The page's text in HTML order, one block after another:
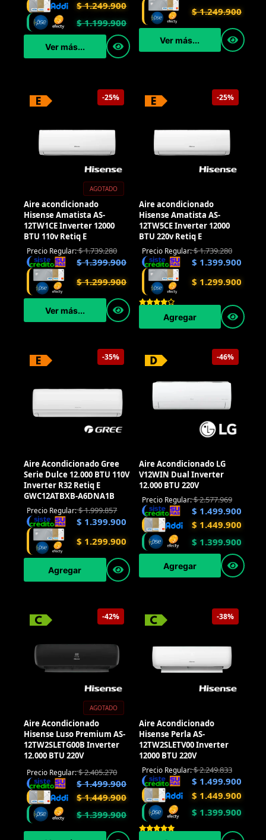
$1.249.900
$1.199.900
Ver más...
$1.249.900
Ver más...
-25%
AGOTADO
Aire acondicionado
Hisense Amatista AS-
12TW1CE Inverter 12000
BTU 110v Retiq E
Precio Regular:$1.739.280
$1.399.900
$1.299.900
Ver más...
-25%
Aire acondicionado
Hisense Amatista AS-
12TW5CE Inverter 12000
BTU 220v Retiq E
Precio Regular:$1.739.280
$ 1.399.900
$ 1.299.900
Agregar
-35%
Aire Acondicionado Gree
Serie Dulce 12.000 BTU 110V
Inverter R32 Retiq E
GWC12ATBXB-A6DNA1B
Precio Regular:$1.999.857
$ 1.399.900
$ 1.299.900
Agregar
-46%
Aire Acondicionado LG
V12WIN Dual Inverter
12.000 BTU 220V
Precio Regular:$2.577.969
$ 1.499.900
$ 1.449.900
$ 1.399.900
Agregar
-42%
AGOTADO
Aire Acondicionado
Hisense Luso Premium AS-
12TW2SLETG00B Inverter
12.000 BTU 220V
Precio Regular:$2.405.270
$1.499.900
$1.449.900
$1.399.900
-38%
Aire Acondicionado
Hisense Perla AS-
12TW2SLETV00 Inverter
12000 BTU 220V
Precio Regular:$2.249.833
$ 1.499.900
$ 1.449.900
$ 1.399.900